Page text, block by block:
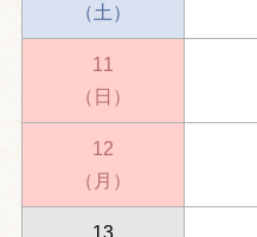
（土）
11
（日）
12
（月）
13